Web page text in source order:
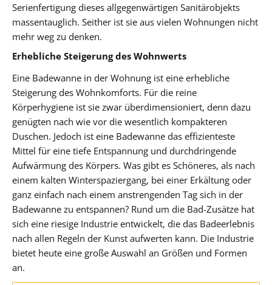
Serienfertigung dieses allgegenwärtigen Sanitärobjekts
massentauglich. Seither ist sie aus vielen Wohnungen nicht
mehr weg zu denken.
Erhebliche Steigerung des Wohnwerts
Eine Badewanne in der Wohnung ist eine erhebliche
Steigerung des Wohnkomforts. Für die reine
Körperhygiene ist sie zwar überdimensioniert, denn dazu
genügten nach wie vor die wesentlich kompakteren
Duschen. Jedoch ist eine Badewanne das effizienteste
Mittel für eine tiefe Entspannung und durchdringende
Aufwärmung des Körpers. Was gibt es Schöneres, als nach
einem kalten Winterspaziergang, bei einer Erkältung oder
ganz einfach nach einem anstrengenden Tag sich in der
Badewanne zu entspannen? Rund um die Bad-Zusätze hat
sich eine riesige Industrie entwickelt, die das Badeerlebnis
nach allen Regeln der Kunst aufwerten kann. Die Industrie
bietet heute eine große Auswahl an Größen und Formen
an.